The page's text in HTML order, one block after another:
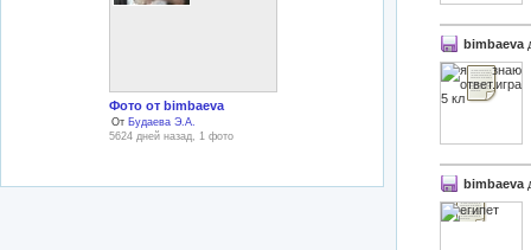
Фото от bimbaeva
От Будаева Э.А.
5624 дней назад, 1 фото
bimbaeva
bimbaeva